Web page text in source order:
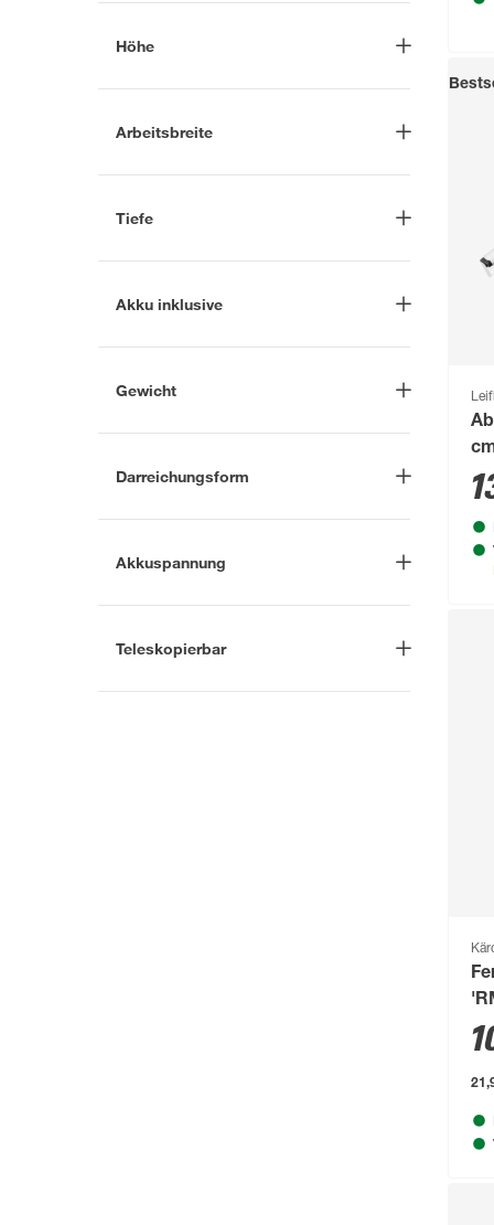
Höhe
Arbeitsbreite
Tiefe
Akku inklusive
Ja (7)
Nein
Gewicht
Darreichungsform
gelförmig (1)
Akkuspannung
Teleskopierbar
Nein (1)